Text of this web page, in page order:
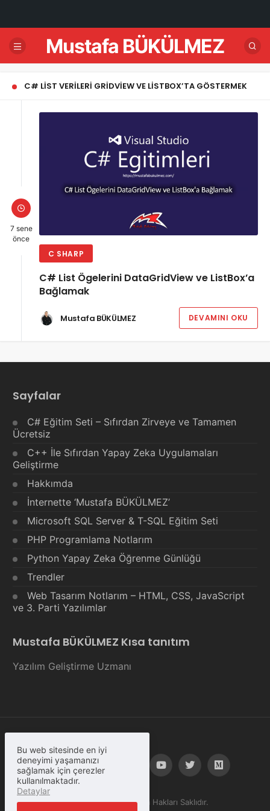
Mustafa BÜKÜLMEZ
C# LIST VERILERI GRIDVIEW VE LISTBOX’TA GÖSTERMEK
7 sene
önce
C SHARP
C# List Ögelerini DataGridView ve ListBox’a
Bağlamak
Mustafa BÜKÜLMEZ DEVAMINI OKU
Sayfalar
C# Eğitim Seti – Sıfırdan Zirveye ve Tamamen
Ücretsiz
C++ İle Sıfırdan Yapay Zeka Uygulamaları
Geliştirme
Hakkımda
İnternette ‘Mustafa BÜKÜLMEZ’
Microsoft SQL Server & T-SQL Eğitim Seti
PHP Programlama Notlarım
Python Yapay Zeka Öğrenme Günlüğü
Trendler
Web Tasarım Notlarım – HTML, CSS, JavaScript
ve 3. Parti Yazılımlar
Mustafa BÜKÜLMEZ Kısa tanıtım
Yazılım Geliştirme Uzmanı
© Copyright 2023, Tüm Hakları Saklıdır.
Bu web sitesinde en iyi
deneyimi yaşamanızı
sağlamak için çerezler
kullanılmaktadır.
Detaylar